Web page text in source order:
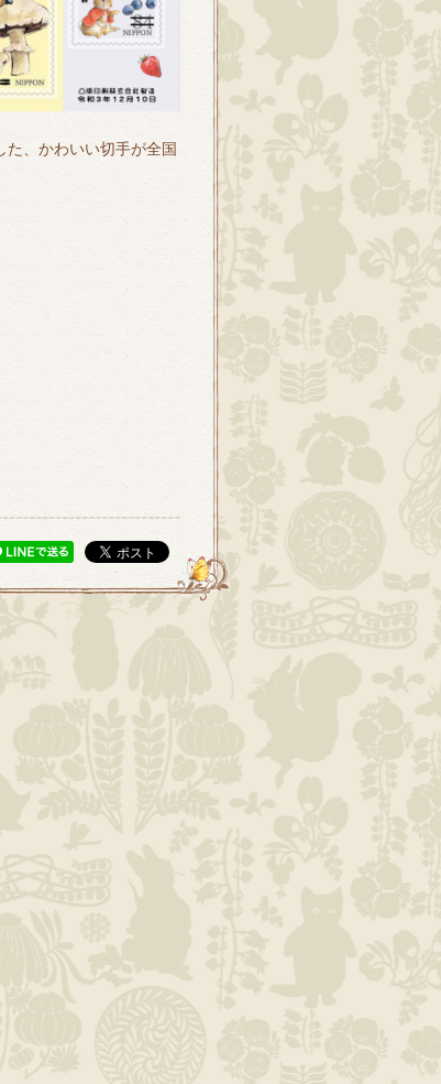
、かわいい切手が全国